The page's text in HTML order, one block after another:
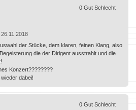
der Stücke, dem klaren, feinen Klang, also
die der Dirigent ausstrahlt und die
Konzert????????
dabei!
0 Gut Schlecht
0 Gut Schlecht